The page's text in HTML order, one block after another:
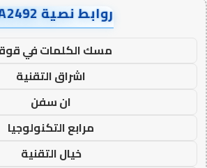
روابط نصية AA2492
مسك الكلمات في
اشراق التقنية
ان سفن
مرابع التكنولوجيا
خيال التقنية